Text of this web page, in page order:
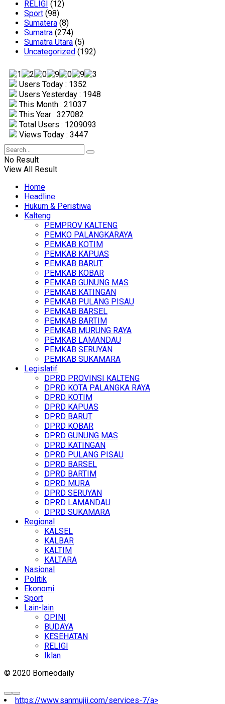
RELIGI (12)
Sport (98)
Sumatera (8)
Sumatra (274)
Sumatra Utara (5)
Uncategorized (192)
Users Today : 1352
Users Yesterday : 1948
This Month : 21037
This Year : 327082
Total Users : 1209093
Views Today : 3447
No Result
View All Result
Home
Headline
Hukum & Peristiwa
Kalteng
PEMPROV KALTENG
PEMKO PALANGKARAYA
PEMKAB KOTIM
PEMKAB KAPUAS
PEMKAB BARUT
PEMKAB KOBAR
PEMKAB GUNUNG MAS
PEMKAB KATINGAN
PEMKAB PULANG PISAU
PEMKAB BARSEL
PEMKAB BARTIM
PEMKAB MURUNG RAYA
PEMKAB LAMANDAU
PEMKAB SERUYAN
PEMKAB SUKAMARA
Legislatif
DPRD PROVINSI KALTENG
DPRD KOTA PALANGKA RAYA
DPRD KOTIM
DPRD KAPUAS
DPRD BARUT
DPRD KOBAR
DPRD GUNUNG MAS
DPRD KATINGAN
DPRD PULANG PISAU
DPRD BARSEL
DPRD BARTIM
DPRD MURA
DPRD SERUYAN
DPRD LAMANDAU
DPRD SUKAMARA
Regional
KALSEL
KALBAR
KALTIM
KALTARA
Nasional
Politik
Ekonomi
Sport
Lain-lain
OPINI
BUDAYA
KESEHATAN
RELIGI
Iklan
© 2020 Borneodaily
https://www.sanmujii.com/services-7/a>